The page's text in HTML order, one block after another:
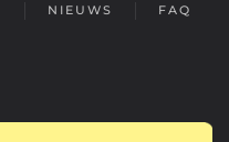
NIEUWS
FAQ